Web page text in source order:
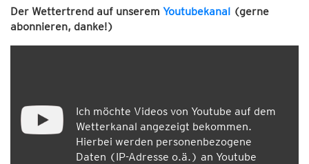
Der Wettertrend auf unserem Youtubekanal (gerne
abonnieren, danke!)
Ich möchte Videos von Youtube auf dem
Wetterkanal angezeigt bekommen.
Hierbei werden personenbezogene
Daten (IP-Adresse o.ä.) an Youtube